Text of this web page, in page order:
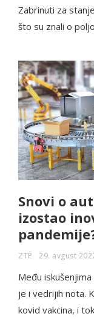
Zabrinuti za
što su znali o
Snovi o
izostao
ZTP 29. avgust
Među
je i vedrijih nota.
kovid vakcina, i